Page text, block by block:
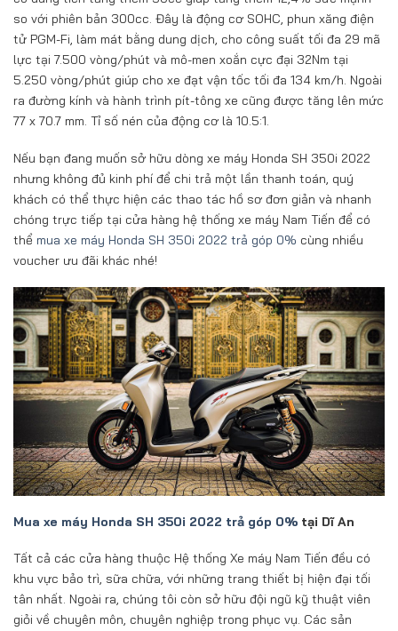
so với phiên bản 300cc. Đây là động cơ SOHC, phun xăng điện
tử PGM-Fi, làm mát bằng dung dịch, cho công suất tối đa 29 mã
lực tại 7.500 vòng/phút và mô-men xoắn cực đại 32Nm tại
5.250 vòng/phút giúp cho xe đạt vận tốc tối đa 134 km/h. Ngoài
ra đường kính và hành trình pít-tông xe cũng được tăng lên mức
77 x 70.7 mm. Tỉ số nén của động cơ là 10.5:1.
Nếu bạn đang muốn sở hữu dòng xe máy Honda SH 350i 2022
nhưng không đủ kinh phí để chi trả một lần thanh toán, quý
khách có thể thực hiện các thao tác hồ sơ đơn giản và nhanh
chóng trực tiếp tại cửa hàng hệ thống xe máy Nam Tiến để có
thể mua xe máy Honda SH 350i 2022 trả góp 0% cùng nhiều
voucher ưu đãi khác nhé!
Mua xe máy Honda SH 350i 2022 trả góp 0% tại Dĩ An
Tất cả các cửa hàng thuộc Hệ thống Xe máy Nam Tiến đều có
khu vực bảo trì, sữa chữa, với những trang thiết bị hiện đại tối
tân nhất. Ngoài ra, chúng tôi còn sở hữu đội ngũ kỹ thuật viên
giỏi về chuyên môn, chuyên nghiệp trong phục vụ. Các sản